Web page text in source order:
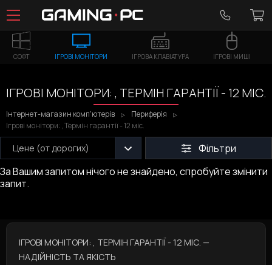
СОФТ ІГРОВІ МОНІТОРИ ІГРОВА КЛАВІАТУРА ІГРОВІ МИШІ
ІГРОВІ МОНІТОРИ: , ТЕРМІН ГАРАНТІЇ - 12 МІС.
Інтернет-магазин комп'ютерів
Периферія
Ігрові монітори: , Термін гарантії - 12 міс.
Цене (от дорогих)
Фільтри
За Вашим запитом нічого не знайдено, спробуйте змінити
запит.
ІГРОВІ МОНІТОРИ: , ТЕРМІН ГАРАНТІЇ - 12 МІС. —
НАДІЙНІСТЬ ТА ЯКІСТЬ